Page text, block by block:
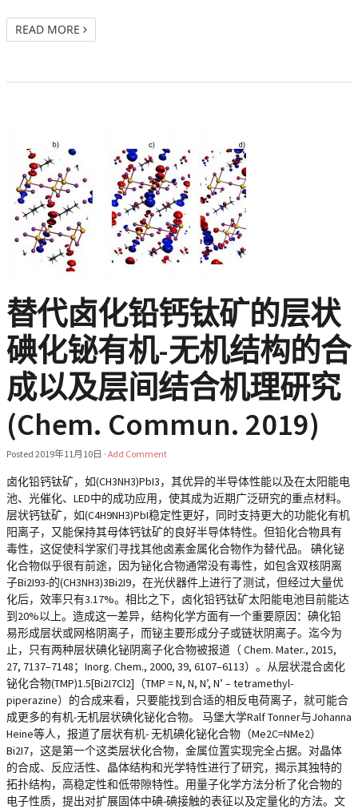
READ MORE
替代卤化铅钙钛矿的层状
碘化铋有机-无机结构的合
成以及层间结合机理研究
(Chem. Commun. 2019)
Posted 2019年11月10日 · Add Comment
卤化铅钙钛矿，如(CH3NH3)PbI3，其优异的半导体性能以及在太阳能电
池、光催化、LED中的成功应用，使其成为近期广泛研究的重点材料。
层状钙钛矿，如(C4H9NH3)PbI稳定性更好，同时支持更大的功能化有机
阳离子，又能保持其母体钙钛矿的良好半导体特性。但铅化合物具有
毒性，这促使科学家们寻找其他卤素金属化合物作为替代品。 碘化铋
化合物似乎很有前途，因为铋化合物通常没有毒性，如包含双核阴离
子Bi2I93-的(CH3NH3)3Bi2I9，在光伏器件上进行了测试，但经过大量优
化后，效率只有3.17%。相比之下，卤化铅钙钛矿太阳能电池目前能达
到20%以上。造成这一差异，结构化学方面有一个重要原因：碘化铅
易形成层状或网格阴离子，而铋主要形成分子或链状阴离子。迄今为
止，只有两种层状碘化铋阴离子化合物被报道（ Chem. Mater., 2015,
27, 7137–7148；Inorg. Chem., 2000, 39, 6107–6113）。从层状混合卤化
铋化合物(TMP)1.5[Bi2I7Cl2]（TMP = N, N, N’, N’ – tetramethyl-
piperazine）的合成来看，只要能找到合适的相反电荷离子，就可能合
成更多的有机-无机层状碘化铋化合物。 马堡大学Ralf Tonner与Johanna
Heine等人，报道了层状有机- 无机碘化铋化合物（Me2C=NMe2）
Bi2I7，这是第一个这类层状化合物，金属位置实现完全占据。对晶体
的合成、反应活性、晶体结构和光学特性进行了研究，揭示其独特的
拓扑结构，高稳定性和低带隙特性。用量子化学方法分析了化合物的
电子性质，提出对扩展固体中碘-碘接触的表征以及定量化的方法。文